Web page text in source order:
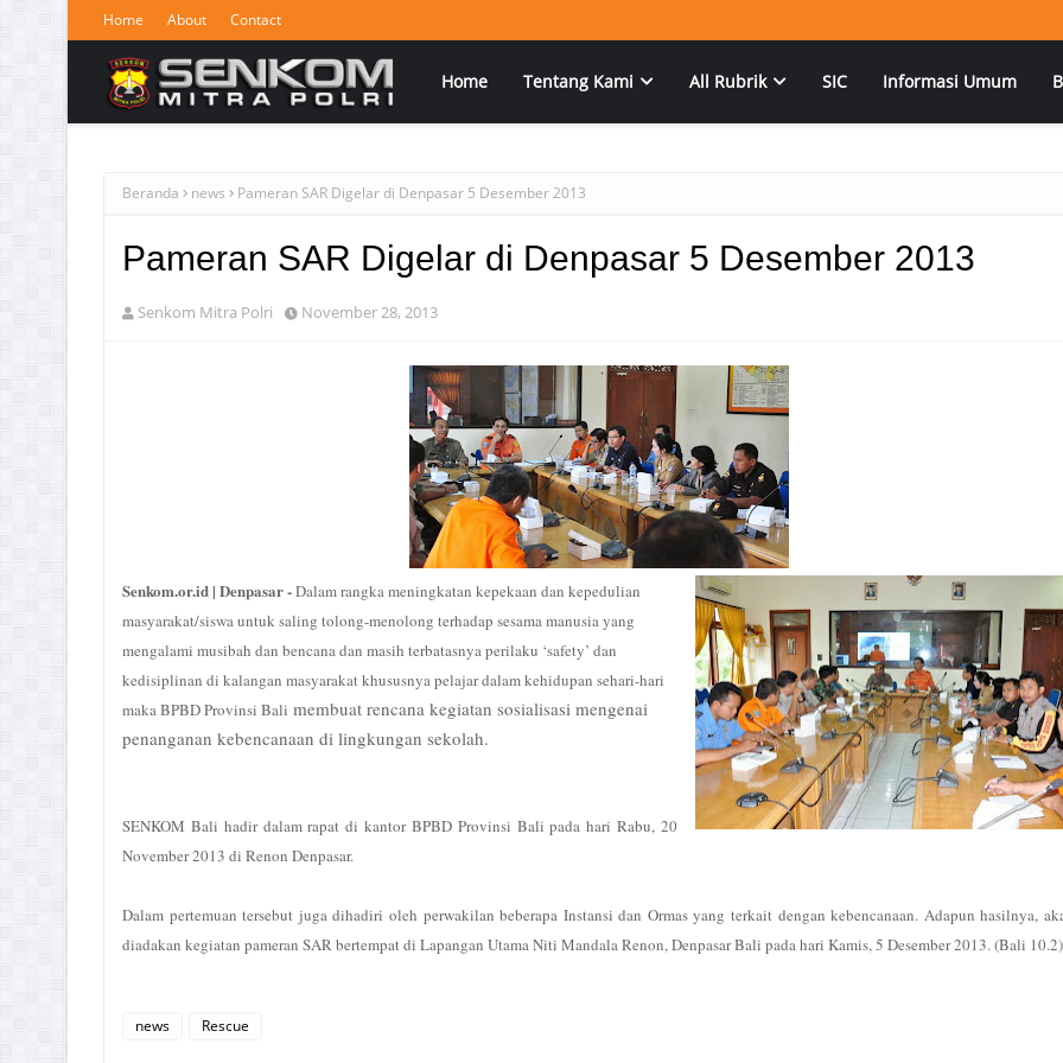
Home About Contact
Home Tentang Kami All Rubrik SIC Informasi Umum
Beranda news Pameran SAR Digelar di Denpasar 5 Desember 2013
Pameran SAR Digelar di Denpasar 5 Desember 2013
Senkom Mitra Polri November 28, 2013
Senkom.or.id | Denpasar -Dalam rangka meningkatan kepekaan dan kepedulian
masyarakat/siswa untuk saling tolong-menolong terhadap sesama manusia yang
mengalami musibah dan bencana dan masih terbatasnya perilaku ‘safety’ dan
kedisiplinan di kalangan masyarakat khususnya pelajar dalam kehidupan sehari-hari
makaBPBD Provinsi Bali membuat rencana kegiatan sosialisasi mengenai
penanganan kebencanaan di lingkungan sekolah.
SENKOM Bali hadir dalam rapat di kantor BPBD Provinsi Bali pada hari Rabu, 20
November 2013 di Renon Denpasar.
Dalam pertemuan tersebut juga dihadiri oleh perwakilan beberapa Instansi dan Ormas yang terkait dengan kebencanaan. Adapun hasilnya,
diadakan kegiatan pameran SAR bertempat di Lapangan Utama Niti Mandala Renon, Denpasar Bali pada hari Kamis, 5 Desember 2013. (Bali 10.2)
news Rescue